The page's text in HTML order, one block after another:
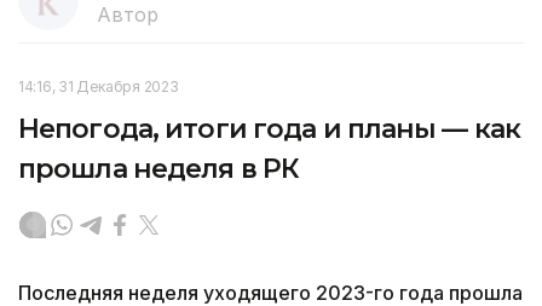
Автор
14:16, 31 Декабря 2023
Непогода, итоги года и планы — как
прошла неделя в РК
Последняя неделя уходящего 2023-го года прошла